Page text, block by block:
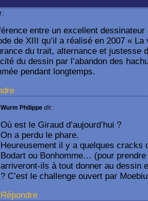
:
entre un excellent
de XIII qu’il a réalisé en 2007 «
du trait, alternance et justesse
du dessin par l’abandon des
pendant longtemps.
Wurm Philippe dit :
Où est le Giraud d’aujourd’hui ?
On a perdu le phare.
Heureusement il y a quelques cracks
Bodart ou Bonhomme… (pour
arriveront-ils à tout donner au dessin
? C’est le challenge ouvert par
Répondre